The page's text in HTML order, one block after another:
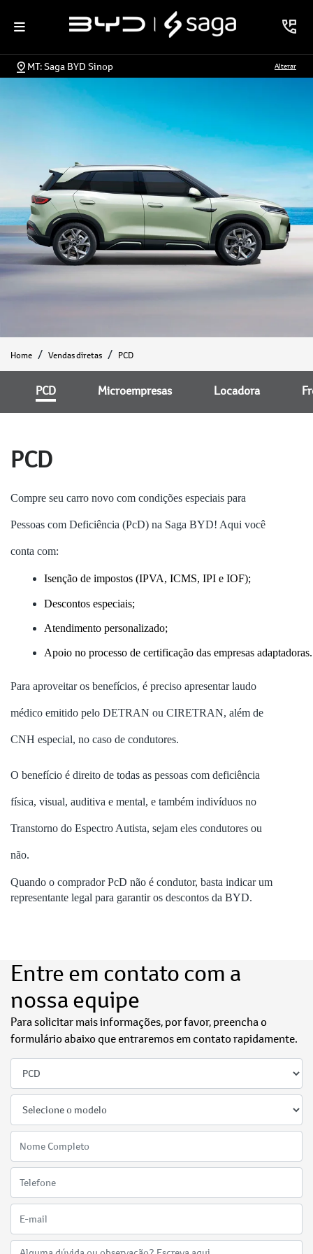
MT: Saga BYD Sinop Alterar
Home Vendas diretas PCD
Microempresas
PCD Locadora
PCD
Compre seu carro novo com condições especiais para
Pessoas com Deficiência (PcD) na Saga BYD! Aqui você
conta com:
Isenção de impostos (IPVA, ICMS, IPI e IOF);
Descontos especiais;
Atendimento personalizado;
Apoio no processo de certificação das empresas adaptadoras.
Para aproveitar os benefícios, é preciso apresentar laudo
médico emitido pelo DETRAN ou CIRETRAN, além de
CNH especial, no caso de condutores.
O benefício é direito de todas as pessoas com deficiência
física, visual, auditiva e mental, e também indivíduos no
Transtorno do Espectro Autista, sejam eles condutores ou
não.
Quando o comprador PcD não é condutor, basta indicar um
representante legal para garantir os descontos da BYD.
Entre em contato com a
nossa equipe
Para solicitar mais informações, por favor, preencha o
formulário abaixo que entraremos em contato rapidamente.